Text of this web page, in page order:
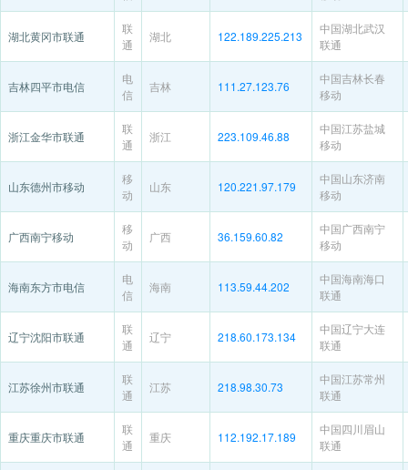
湖北黄冈市联通
联
通
湖北 122.189.225.213
中国湖北武汉
联通
吉林四平市电信
电
信
吉林 111.27.123.76
中国吉林长春
移动
浙江金华市联通
联
通
浙江 223.109.46.88
中国江苏盐城
移动
山东德州市移动
移
动
山东 120.221.97.179
中国山东济南
移动
广西南宁移动
移
动
广西 36.159.60.82
中国广西南宁
移动
海南东方市电信
电
信
海南 113.59.44.202
中国海南海口
联通
辽宁沈阳市联通
联
通
辽宁 218.60.173.134
中国辽宁大连
联通
江苏徐州市联通
联
通
江苏 218.98.30.73
中国江苏常州
联通
重庆重庆市联通
联
通
重庆 112.192.17.189
中国四川眉山
联通